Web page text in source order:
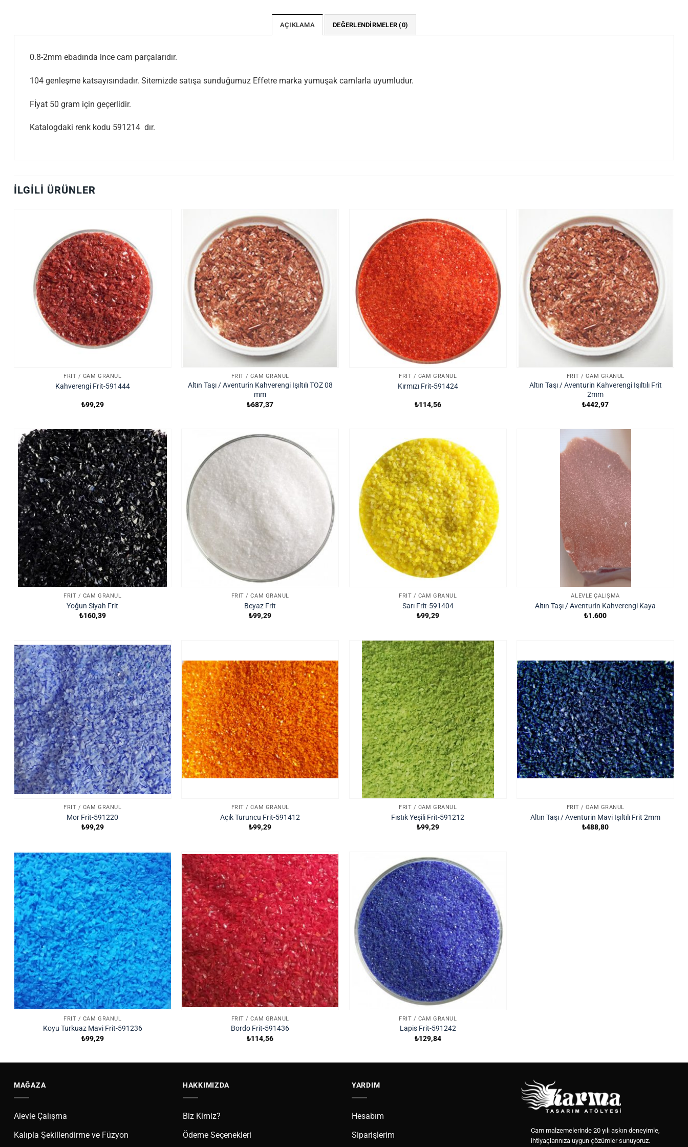
AÇIKLAMA DEĞERLENDIRMELER (0)
0.8-2mm ebadında ince cam parçalarıdır.
104 genleşme katsayısındadır. Sitemizde satışa sunduğumuz Effetre marka yumuşak camlarla uyumludur.
Fİyat 50 gram için geçerlidir.
Katalogdaki renk kodu 591214 dır.
İLGILI ÜRÜNLER
FRIT / CAM GRANÜL
Kahverengi Frit-591444
₺99,29
FRIT / CAM GRANÜL
Altın Taşı / Aventurin Kahverengi Işıltılı TOZ 08
mm
₺687,37
FRIT / CAM GRANÜL
Kırmızı Frit-591424
₺114,56
FRIT / CAM GRANÜL
Altın Taşı / Aventurin Kahverengi Işıltılı Frit
2mm
₺442,97
FRIT / CAM GRANÜL
Yoğun Siyah Frit
₺160,39
FRIT / CAM GRANÜL
Beyaz Frit
₺99,29
FRIT / CAM GRANÜL
Sarı Frit-591404
₺99,29
ALEVLE ÇALIŞMA
Altın Taşı / Aventurin Kahverengi Kaya
₺1.600
FRIT / CAM GRANÜL
Mor Frit-591220
₺99,29
FRIT / CAM GRANÜL
Açık Turuncu Frit-591412
₺99,29
FRIT / CAM GRANÜL
Fıstık Yeşili Frit-591212
₺99,29
FRIT / CAM GRANÜL
Altın Taşı / Aventurin Mavi Işıltılı Frit 2mm
₺488,80
FRIT / CAM GRANÜL
Koyu Turkuaz Mavi Frit-591236
₺99,29
FRIT / CAM GRANÜL
Bordo Frit-591436
₺114,56
FRIT / CAM GRANÜL
Lapis Frit-591242
₺129,84
MAĞAZA
Alevle Çalışma
Kalıpla Şekillendirme ve Füzyon
HAKKIMIZDA
Biz Kimiz?
Ödeme Seçenekleri
YARDIM
Hesabım
Siparişlerim
Cam malzemelerinde 20 yılı aşkın deneyimle,
ihtiyaçlarınıza uygun çözümler sunuyoruz.